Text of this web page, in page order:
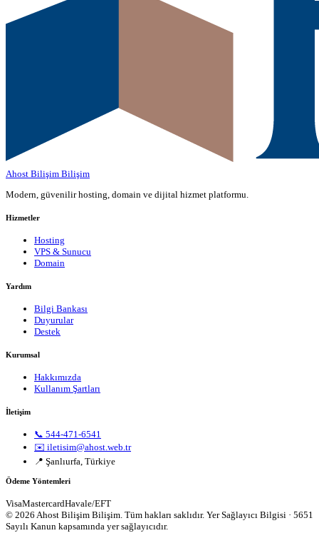
Ahost Bilişim Bilişim
Modern, güvenilir hosting, domain ve dijital hizmet platformu.
Hizmetler
Hosting
VPS & Sunucu
Domain
Yardım
Bilgi Bankası
Duyurular
Destek
Kurumsal
Hakkımızda
Kullanım Şartları
İletişim
📞 544-471-6541
✉️ iletisim@ahost.web.tr
📍 Şanlıurfa, Türkiye
Ödeme Yöntemleri
VisaMastercardHavale/EFT
© 2026 Ahost Bilişim Bilişim. Tüm hakları saklıdır. Yer Sağlayıcı Bilgisi · 5651
Sayılı Kanun kapsamında yer sağlayıcıdır.